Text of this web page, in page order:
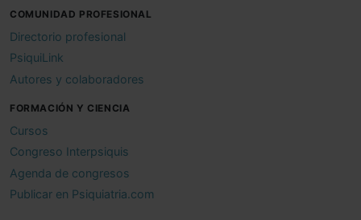
COMUNIDAD PROFESIONAL
Directorio profesional
PsiquiLink
Autores y colaboradores
FORMACIÓN Y CIENCIA
Cursos
Congreso Interpsiquis
Agenda de congresos
Publicar en Psiquiatria.com